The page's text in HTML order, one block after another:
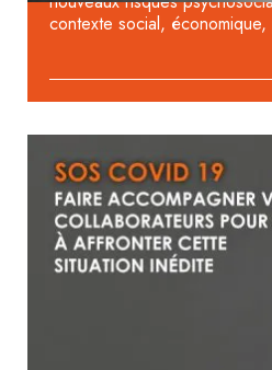
contexte social,